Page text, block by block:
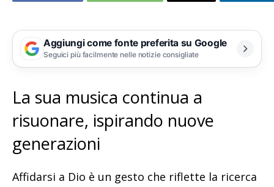
Aggiungi come fonte preferita su Google
Seguici più facilmente nelle notizie consigliate
La sua musica continua a
risuonare, ispirando nuove
generazioni
Affidarsi a Dio è un gesto che riflette la ricerca